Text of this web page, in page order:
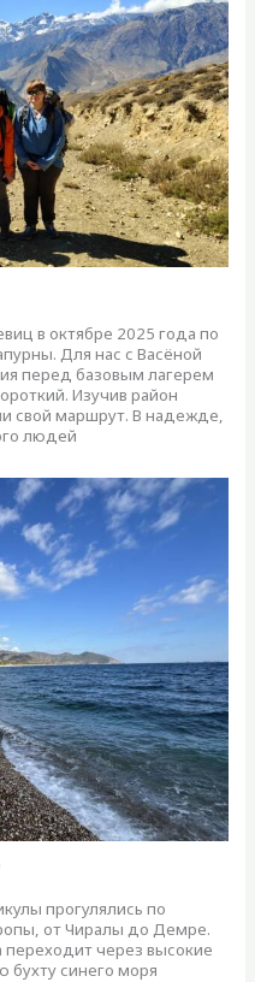
в октябре 2025 года по
Для нас с Васёной
перед базовым лагерем
Изучив район
свой маршрут. В надежде,
людей
прогулялись по
от Чиралы до Демре.
переходит через высокие
бухту синего моря